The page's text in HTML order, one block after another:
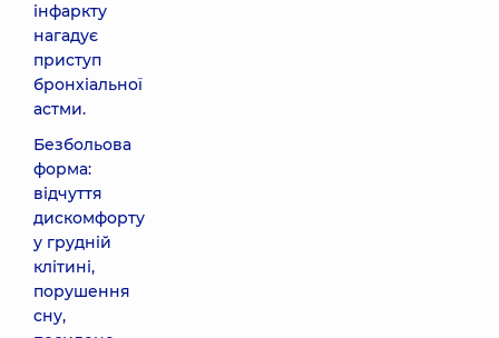
інфаркту
нагадує
приступ
бронхіальної
астми.
Безбольова
форма:
відчуття
дискомфорту
у грудній
клітині,
порушення
сну,